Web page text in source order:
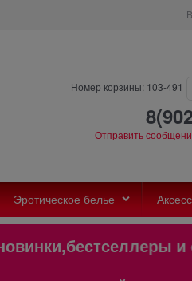
Номер корзины: 103-491
Отправить
Эротическое белье